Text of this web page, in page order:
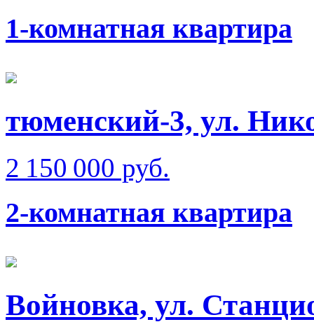
1-комнатная квартира
тюменский-3, ул.
2 150 000 руб.
2-комнатная квартира
Войновка, ул.